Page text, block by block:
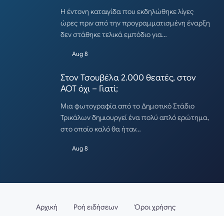
Η έντονη καταιγίδα που εκδηλώθηκε λίγες
ώρες πριν από την προγραμματισμένη έναρξη
δεν στάθηκε τελικά εμπόδιο για…
Aug 8
Στον Τσουβέλα 2.000 θεατές, στον
ΑΟΤ όχι – Γιατί;
Μια φωτογραφία από το Δημοτικό Στάδιο
Τρικάλων δημιουργεί ένα πολύ απλό ερώτημα,
στο οποίο καλό θα ήταν…
Aug 8
Αρχική Ροή ειδήσεων Όροι χρήσης